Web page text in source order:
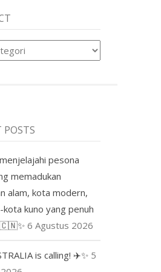
POSTS
pesona
memadukan
alam, kota modern,
kuno yang penuh
🇨🇳✨ 6 Agustus 2026
is calling! ✈️✨ 5